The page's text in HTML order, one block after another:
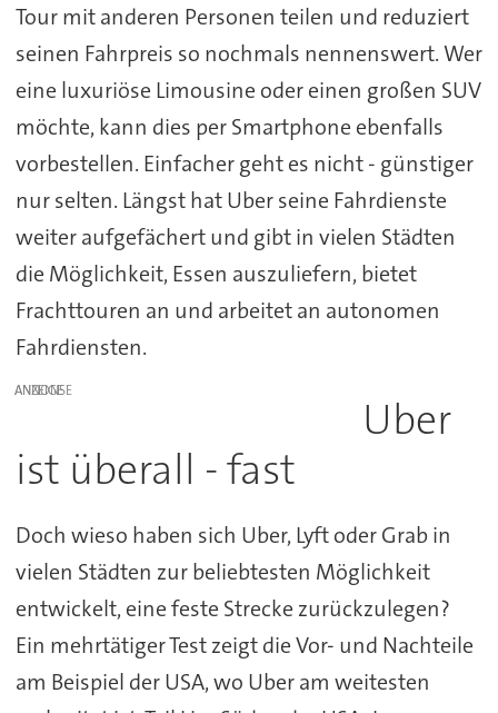
Tour mit anderen Personen teilen und reduziert
seinen Fahrpreis so nochmals nennenswert. Wer
eine luxuriöse Limousine oder einen großen SUV
möchte, kann dies per Smartphone ebenfalls
vorbestellen. Einfacher geht es nicht - günstiger
nur selten. Längst hat Uber seine Fahrdienste
weiter aufgefächert und gibt in vielen Städten
die Möglichkeit, Essen auszuliefern, bietet
Frachttouren an und arbeitet an autonomen
Fahrdiensten.
ANZEIGE
Uber
ist überall - fast
Doch wieso haben sich Uber, Lyft oder Grab in
vielen Städten zur beliebtesten Möglichkeit
entwickelt, eine feste Strecke zurückzulegen?
Ein mehrtätiger Test zeigt die Vor- und Nachteile
am Beispiel der USA, wo Uber am weitesten